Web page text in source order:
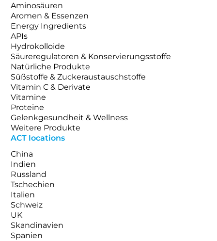
Aminosäuren
Aromen & Essenzen
Energy Ingredients
APIs
Hydrokolloide
Säureregulatoren & Konservierungsstoffe
Natürliche Produkte
Süßstoffe & Zuckeraustauschstoffe
Vitamin C & Derivate
Vitamine
Proteine
Gelenkgesundheit & Wellness
Weitere Produkte
ACT locations
China
Indien
Russland
Tschechien
Italien
Schweiz
UK
Skandinavien
Spanien